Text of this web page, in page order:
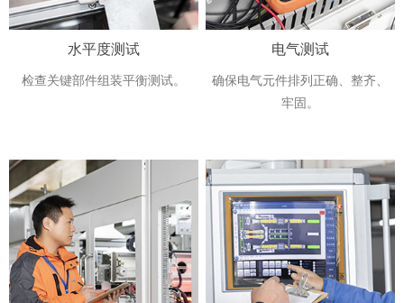
水平度测试
检查关键部件组装平衡测试。
电气测试
确保电气元件排列正确、整齐、
牢固。